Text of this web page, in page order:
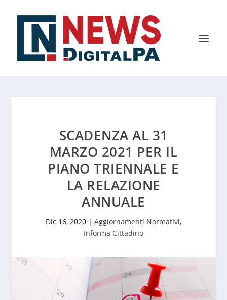
SCADENZA AL 31
MARZO 2021 PER IL
PIANO TRIENNALE E
LA RELAZIONE
ANNUALE
Dic 16, 2020 | Aggiornamenti Normativi,
Informa Cittadino